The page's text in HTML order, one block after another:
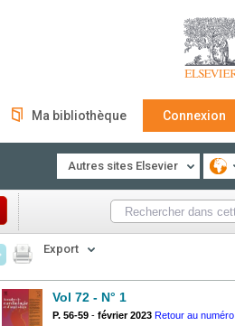
Ma bibliothèque Connexion
Autres sites Elsevier
Export
Vol 72 - N° 1
P. 56-59 - février 2023 Retour au numéro